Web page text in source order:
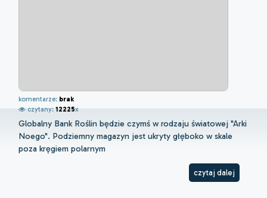
komentarze: brak
czytany: 12225x
Globalny Bank Roślin będzie czymś w rodzaju światowej "Arki
Noego". Podziemny magazyn jest ukryty głęboko w skale
poza kręgiem polarnym
czytaj dalej